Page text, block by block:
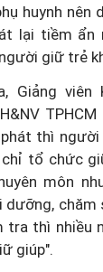
huynh nên
lại tiềm ẩn
giữ trẻ
Giảng viên
thì
chỉ tổ chức
môn
dưỡng,
tra thì nhiều
giúp".